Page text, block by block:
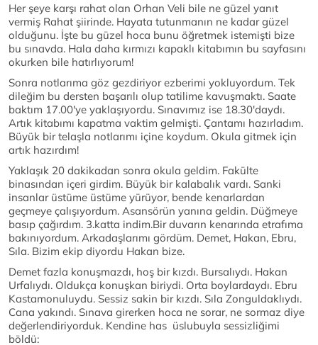
Her şeye karşı rahat olan Orhan Veli bile ne güzel yanıt
vermiş Rahat şiirinde. Hayata tutunmanın ne kadar güzel
olduğunu. İşte bu güzel hoca bunu öğretmek istemişti bize
bu sınavda. Hala daha kırmızı kapaklı kitabımın bu sayfasını
okurken bile hatırlıyorum!
Sonra notlarıma göz gezdiriyor ezberimi yokluyordum. Tek
dileğim bu dersten başarılı olup tatilime kavuşmaktı. Saate
baktım 17.00'ye yaklaşıyordu. Sınavımız ise 18.30'daydı.
Artık kitabımı kapatma vaktim gelmişti. Çantamı hazırladım.
Büyük bir telaşla notlarımı içine koydum. Okula gitmek için
artık hazırdım!
Yaklaşık 20 dakikadan sonra okula geldim. Fakülte
binasından içeri girdim. Büyük bir kalabalık vardı. Sanki
insanlar üstüme üstüme yürüyor, bende kenarlardan
geçmeye çalışıyordum. Asansörün yanına geldin. Düğmeye
basıp çağırdım. 3.katta indim.Bir duvarın kenarında etrafıma
bakınıyordum. Arkadaşlarımı gördüm. Demet, Hakan, Ebru,
Sıla. Bizim ekip diyordu Hakan bize.
Demet fazla konuşmazdı, hoş bir kızdı. Bursalıydı. Hakan
Urfalıydı. Oldukça konuşkan biriydi. Orta boylardaydı. Ebru
Kastamonuluydu. Sessiz sakin bir kızdı. Sıla Zonguldaklıydı.
Cana yakındı. Sınava girerken hoca ne sorar, ne sormaz diye
değerlendiriyorduk. Kendine has üslubuyla sessizliğimi
böldü: